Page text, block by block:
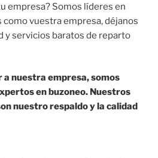
empresa? Somos líderes en
vuestra empresa, déjanos
y servicios baratos de reparto
a nuestra empresa, somos
en buzoneo. Nuestros
nuestro respaldo y la calidad